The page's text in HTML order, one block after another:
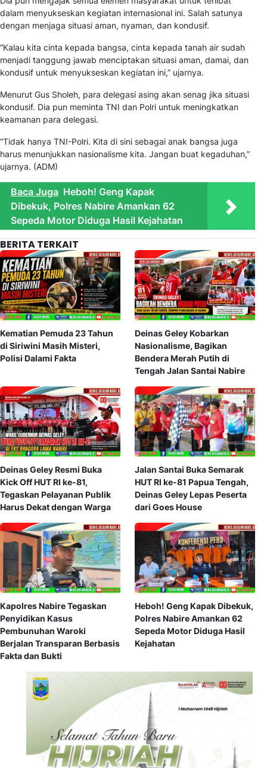
dalam menyukseskan kegiatan internasional ini. Salah satunya
dengan menjaga situasi aman, nyaman, dan kondusif.
“Kalau kita cinta kepada bangsa, cinta kepada tanah air sudah
menjadi tanggung jawab menciptakan situasi aman, damai, dan
kondusif untuk menyukseskan kegiatan ini,” ujarnya.
Menurut Gus Sholeh, para delegasi asing akan senag jika situasi
kondusif. Dia pun meminta TNI dan Polri untuk meningkatkan
keamanan para delegasi.
“Tidak hanya TNI-Polri. Kita di sini sebagai anak bangsa juga
harus menunjukkan nasionalisme kita. Jangan buat kegaduhan,”
ujarnya. (ADM)
Baca Juga Heboh! Geng Kapak
Dibekuk, Polres Nabire Amankan 62
Sepeda Motor Diduga Hasil Kejahatan
BERITA TERKAIT
Kematian Pemuda 23 Tahun
di Siriwini Masih Misteri,
Polisi Dalami Fakta
Deinas Geley Kobarkan
Nasionalisme, Bagikan
Bendera Merah Putih di
Tengah Jalan Santai Nabire
Deinas Geley Resmi Buka
Kick Off HUT RI ke-81,
Tegaskan Pelayanan Publik
Harus Dekat dengan Warga
Jalan Santai Buka Semarak
HUT RI ke-81 Papua Tengah,
Deinas Geley Lepas Peserta
dari Goes House
Kapolres Nabire Tegaskan
Penyidikan Kasus
Pembunuhan Waroki
Berjalan Transparan Berbasis
Fakta dan Bukti
Heboh! Geng Kapak Dibekuk,
Polres Nabire Amankan 62
Sepeda Motor Diduga Hasil
Kejahatan